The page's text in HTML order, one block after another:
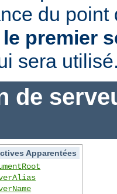
du point
le premier
sera
de
Apparentées